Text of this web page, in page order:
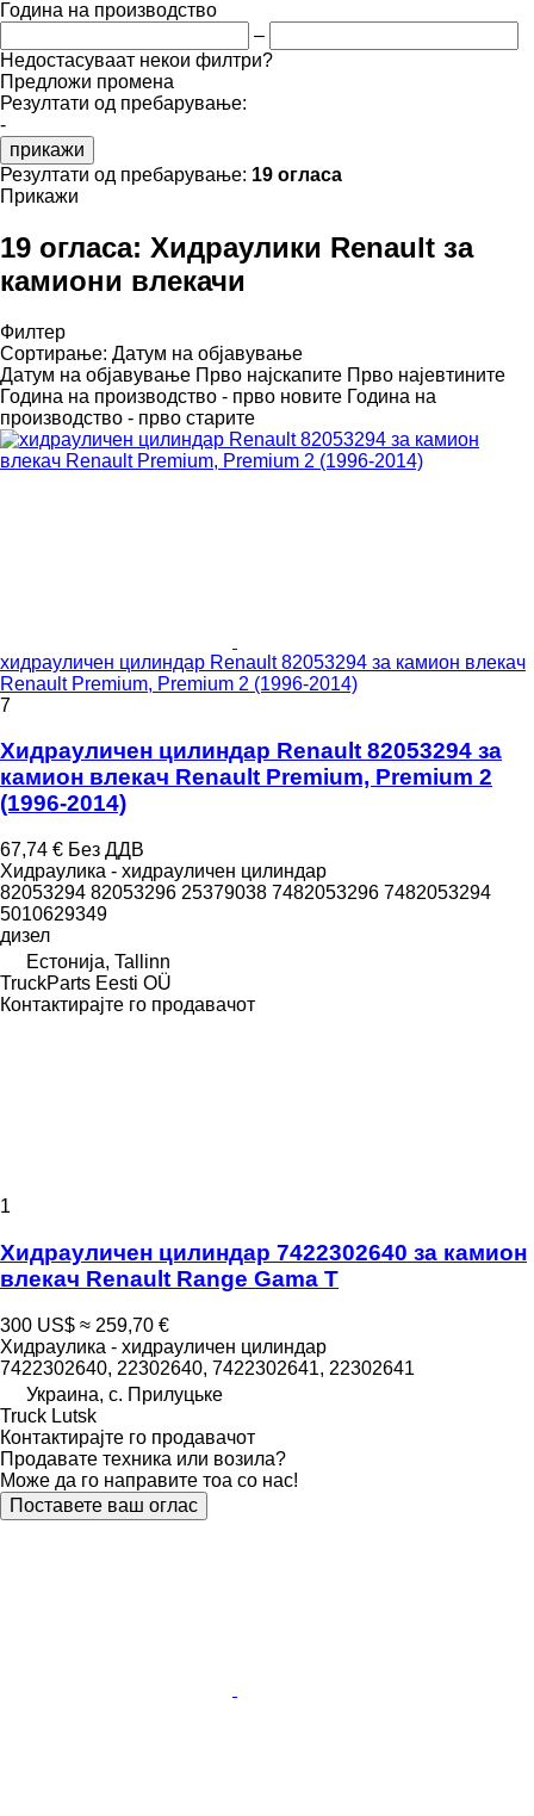
Година на производство
–
Недостасуваат некои филтри?
Предложи промена
Резултати од пребарување:
-
прикажи
Резултати од пребарување: 19 огласа
Прикажи
19 огласа: Хидраулики Renault за
камиони влекачи
Филтер
Сортирање: Датум на објавување
Датум на објавување Прво најскапите Прво најевтините
Година на производство - прво новите Година на
производство - прво старите
хидрауличен цилиндар Renault 82053294 за камион влекач
Renault Premium, Premium 2 (1996-2014)
7
Хидрауличен цилиндар Renault 82053294 за
камион влекач Renault Premium, Premium 2
(1996-2014)
67,74 € Без ДДВ
Хидраулика - хидрауличен цилиндар
82053294 82053296 25379038 7482053296 7482053294
5010629349
дизел
Естонија, Tallinn
TruckParts Eesti OÜ
Контактирајте го продавачот
1
Хидрауличен цилиндар 7422302640 за камион
влекач Renault Range Gama T
300 US$ ≈ 259,70 €
Хидраулика - хидрауличен цилиндар
7422302640, 22302640, 7422302641, 22302641
Украина, с. Прилуцьке
Truck Lutsk
Контактирајте го продавачот
Продавате техника или возила?
Може да го направите тоа со нас!
Поставете ваш оглас